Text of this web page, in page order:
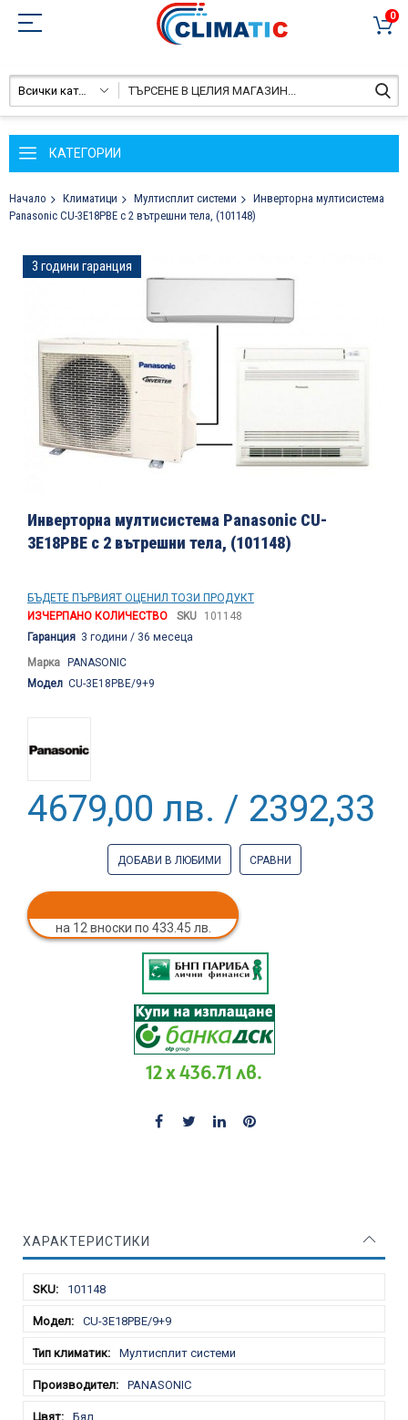
0
Всички категории
КАТЕГОРИИ
Начало Климатици Мултисплит системи
Инверторна мултисистема
Panasonic CU-3E18PBE с 2 вътрешни тела, (101148)
Преминете
към
изображенията
3 години гаранция
към
началото
на
снимки
Инверторна мултисистема Panasonic CU-
3E18PBE с 2 вътрешни тела, (101148)
БЪДЕТЕ ПЪРВИЯТ ОЦЕНИЛ ТОЗИ ПРОДУКТ
ИЗЧЕРПАНО КОЛИЧЕСТВО
SKU
101148
Гаранция 3 години / 36 месеца
Марка PANASONIC
Модел CU-3E18PBE/9+9
4679,00 лв. / 2392,33 €
ДОБАВИ В ЛЮБИМИ СРАВНИ
на 12 вноски по 433.45 лв.
12 x 436.71 лв.
ХАРАКТЕРИСТИКИ
101148
CU-3E18PBE/9+9
Мултисплит системи
PANASONIC
Бял